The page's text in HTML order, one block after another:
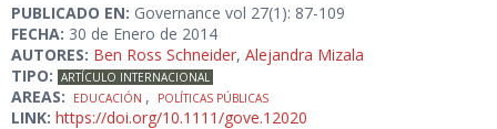
PUBLICADO EN: Governance vol 27(1): 87-109
FECHA: 30 de Enero de 2014
AUTORES: Ben Ross Schneider, Alejandra Mizala
TIPO: ARTÍCULO INTERNACIONAL
AREAS: EDUCACIÓN , POLÍTICAS PÚBLICAS
LINK: https://doi.org/10.1111/gove.12020